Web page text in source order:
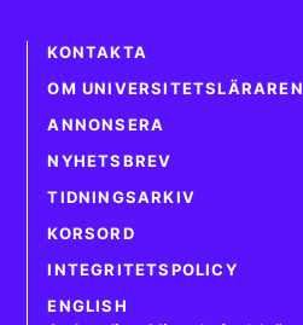
KONTAKTA
OM UNIVERSITETSLÄRAREN
ANNONSERA
NYHETSBREV
TIDNINGSARKIV
KORSORD
INTEGRITETSPOLICY
ENGLISH